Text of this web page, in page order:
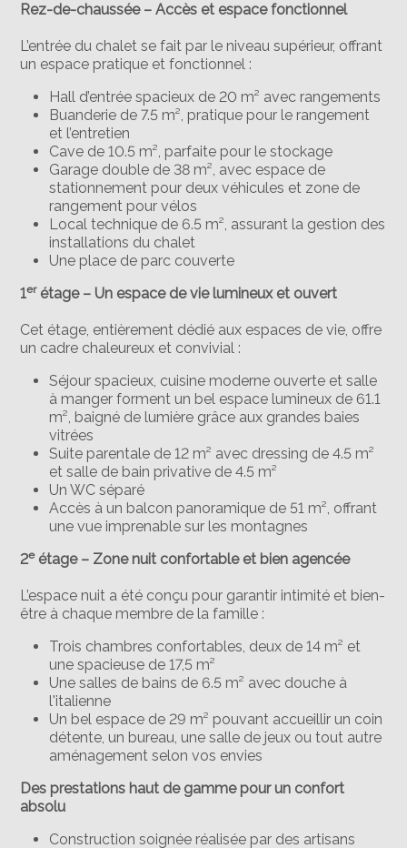
Rez-de-chaussée – Accès et espace fonctionnel
L’entrée du chalet se fait par le niveau supérieur, offrant
un espace pratique et fonctionnel :
Hall d’entrée spacieux de 20 m² avec rangements
Buanderie de 7.5 m², pratique pour le rangement
et l’entretien
Cave de 10.5 m², parfaite pour le stockage
Garage double de 38 m², avec espace de
stationnement pour deux véhicules et zone de
rangement pour vélos
Local technique de 6.5 m², assurant la gestion des
installations du chalet
Une place de parc couverte
1erétage – Un espace de vie lumineux et ouvert
Cet étage, entièrement dédié aux espaces de vie, offre
un cadre chaleureux et convivial :
Séjour spacieux, cuisine moderne ouverte et salle
à manger forment un bel espace lumineux de 61.1
m², baigné de lumière grâce aux grandes baies
vitrées
Suite parentale de 12 m² avec dressing de 4.5 m²
et salle de bain privative de 4.5 m²
Un WC séparé
Accès à un balcon panoramique de 51 m², offrant
une vue imprenable sur les montagnes
2eétage – Zone nuit confortable et bien agencée
L’espace nuit a été conçu pour garantir intimité et bien-
être à chaque membre de la famille :
Trois chambres confortables, deux de 14 m² et
une spacieuse de 17,5 m²
Une salles de bains de 6.5 m² avec douche à
l'italienne
Un bel espace de 29 m² pouvant accueillir un coin
détente, un bureau, une salle de jeux ou tout autre
aménagement selon vos envies
Des prestations haut de gamme pour un confort
absolu
Construction soignée réalisée par des artisans